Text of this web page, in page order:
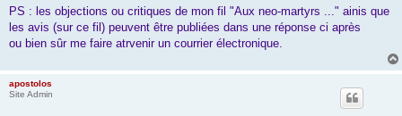
PS : les objections ou critiques de mon fil "Aux neo-martyrs ..." ainis que
les avis (sur ce fil) peuvent être publiées dans une réponse ci après
ou bien sûr me faire atrvenir un courrier électronique.
apostolos
Site Admin